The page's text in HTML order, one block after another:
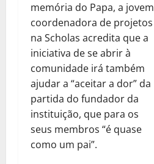
memória do Papa, a jovem
coordenadora de projetos
na Scholas acredita que a
iniciativa de se abrir à
comunidade irá também
ajudar a “aceitar a dor” da
partida do fundador da
instituição, que para os
seus membros “é quase
como um pai”.